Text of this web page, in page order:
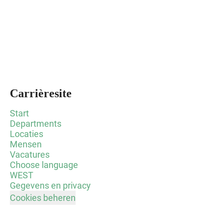
Carrièresite
Start
Departments
Locaties
Mensen
Vacatures
Choose language
WEST
Gegevens en privacy
Cookies beheren